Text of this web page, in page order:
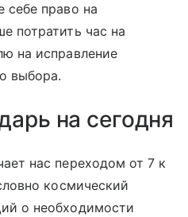
себе право на
потратить час на
на исправление
выбора.
на сегодня
нас переходом от 7 к
космический
о необходимости